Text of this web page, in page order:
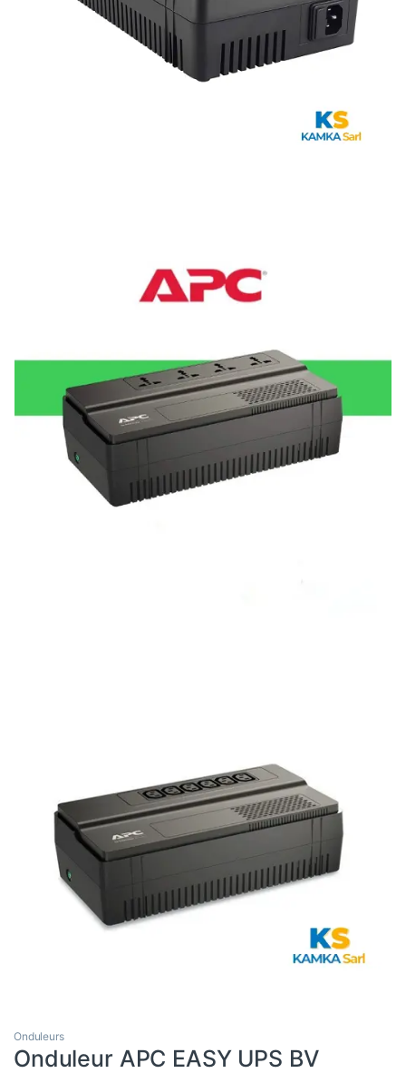
Onduleurs
Onduleur APC EASY UPS BV